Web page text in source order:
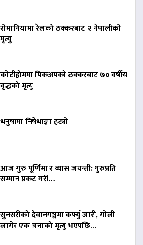
रोमानियामा रेलको ठक्करबाट २ नेपालीको
मृत्यु
कोटीहोममा पिकअपको ठक्करबाट ७० वर्षीय
वृद्धको मृत्यु
धनुषामा निषेधाज्ञा हट्यो
आज गुरु पूर्णिमा र व्यास जयन्ती: गुरुप्रति
सम्मान प्रकट गरी…
सुनसरीको देवानगञ्जमा कर्फ्यु जारी, गोली
लागेर एक जनाको मृत्यु भएपछि…